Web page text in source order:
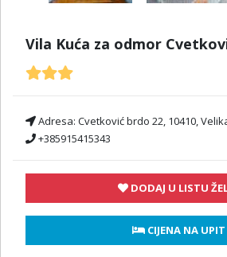
Vila Kuća za odmor
Adresa: Cvetković brdo 22, 10410,
+385915415343
DODAJ U LISTU
CIJENA NA UPIT